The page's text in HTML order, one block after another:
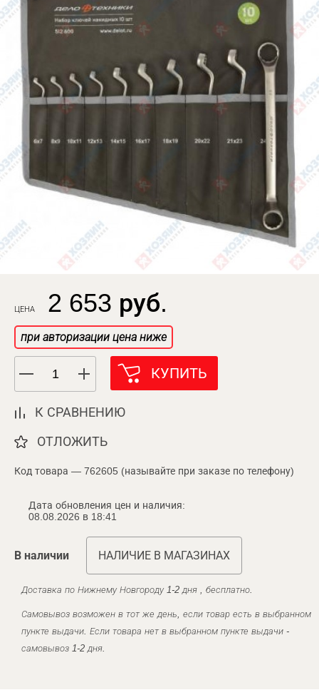
ЦЕНА 2 653 руб.
при авторизации цена ниже
КУПИТЬ
К СРАВНЕНИЮ
ОТЛОЖИТЬ
Код товара — 762605 (называйте при заказе по телефону)
Дата обновления цен и наличия:
08.08.2026 в 18:41
В наличии НАЛИЧИЕ В МАГАЗИНАХ
Доставка по Нижнему Новгороду 1-2 дня , бесплатно.
Самовывоз возможен в тот же день, если товар есть в выбранном
пункте выдачи. Если товара нет в выбранном пункте выдачи -
самовывоз 1-2 дня.